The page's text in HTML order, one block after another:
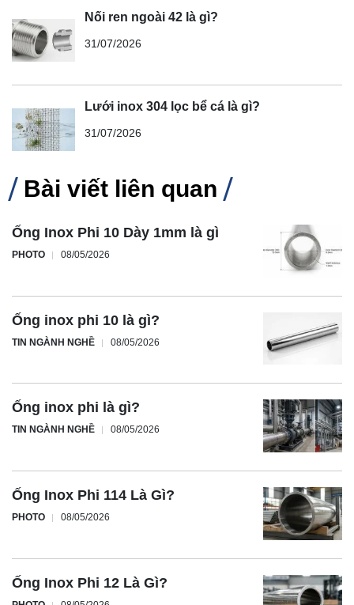
Nối ren ngoài 42 là gì?
31/07/2026
Lưới inox 304 lọc bể cá là gì?
31/07/2026
Bài viết liên quan
Ống Inox Phi 10 Dày 1mm là gì
PHOTO 08/05/2026
Ống inox phi 10 là gì?
TIN NGÀNH NGHỀ 08/05/2026
Ống inox phi là gì?
TIN NGÀNH NGHỀ 08/05/2026
Ống Inox Phi 114 Là Gì?
PHOTO 08/05/2026
Ống Inox Phi 12 Là Gì?